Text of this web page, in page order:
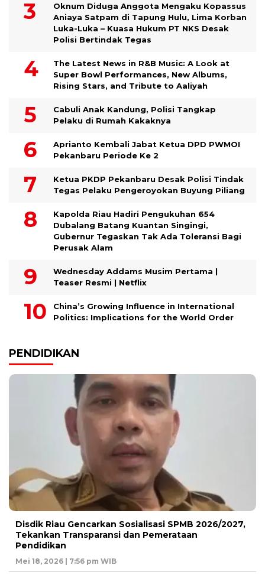
Oknum Diduga Anggota Mengaku Kopassus
Aniaya Satpam di Tapung Hulu, Lima Korban
Luka-Luka – Kuasa Hukum PT NKS Desak
Polisi Bertindak Tegas
The Latest News in R&B Music: A Look at
Super Bowl Performances, New Albums,
Rising Stars, and Tribute to Aaliyah
Cabuli Anak Kandung, Polisi Tangkap
Pelaku di Rumah Kakaknya
Aprianto Kembali Jabat Ketua DPD PWMOI
Pekanbaru Periode Ke 2
Ketua PKDP Pekanbaru Desak Polisi Tindak
Tegas Pelaku Pengeroyokan Buyung Piliang
Kapolda Riau Hadiri Pengukuhan 654
Dubalang Batang Kuantan Singingi,
Gubernur Tegaskan Tak Ada Toleransi Bagi
Perusak Alam
Wednesday Addams Musim Pertama |
Teaser Resmi | Netflix
China’s Growing Influence in International
Politics: Implications for the World Order
PENDIDIKAN
Disdik Riau Gencarkan Sosialisasi SPMB 2026/2027,
Tekankan Transparansi dan Pemerataan
Pendidikan
Mei 18, 2026 | 7:56 pm WIB